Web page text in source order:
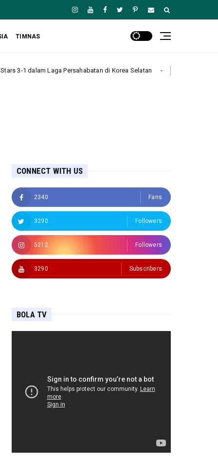
TIMNAS
di Korea Selatan Headline Arsenal Takluk 1-3 dari
CONNECT WITH US
2340 Fans
3290 Followers
5212 Followers
3290 Subscribers
BOLA TV